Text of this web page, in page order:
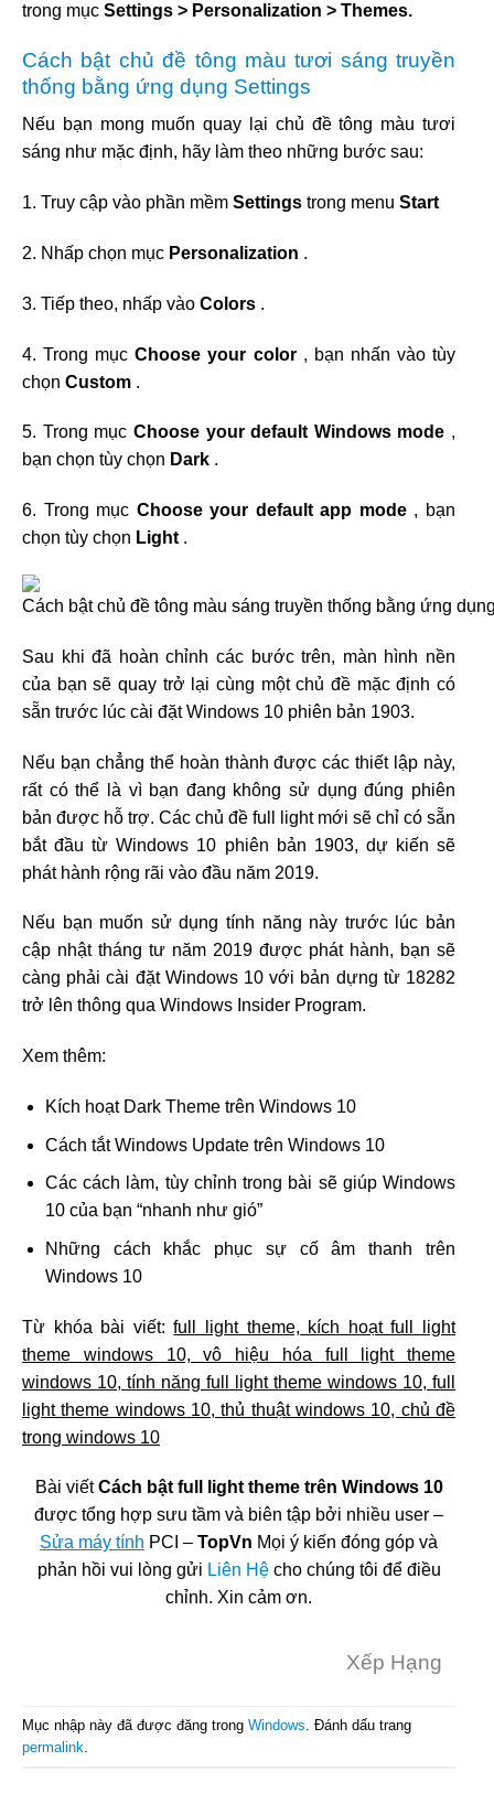
trong mục Settings > Personalization > Themes.
Cách bật chủ đề tông màu tươi sáng truyền
thống bằng ứng dụng Settings
Nếu bạn mong muốn quay lại chủ đề tông màu tươi
sáng như mặc định, hãy làm theo những bước sau:
1. Truy cập vào phần mềm Settings trong menu Start
2. Nhấp chọn mục Personalization .
3. Tiếp theo, nhấp vào Colors .
4. Trong mụcChoose your color , bạn nhấn vào tùy
chọn Custom .
5. Trong mục Choose your default Windows mode ,
bạn chọn tùy chọn Dark .
6. Trong mục Choose your default app mode , bạn
chọn tùy chọn Light .
Sau khi đã hoàn chỉnh các bước trên, màn hình nền
của bạn sẽ quay trở lại cùng một chủ đề mặc định có
sẵn trước lúc cài đặt Windows 10 phiên bản 1903.
Nếu bạn chẳng thể hoàn thành được các thiết lập này,
rất có thể là vì bạn đang không sử dụng đúng phiên
bản được hỗ trợ. Các chủ đề full light mới sẽ chỉ có sẵn
bắt đầu từ Windows 10 phiên bản 1903, dự kiến sẽ
phát hành rộng rãi vào đầu năm 2019.
Nếu bạn muốn sử dụng tính năng này trước lúc bản
cập nhật tháng tư năm 2019 được phát hành, bạn sẽ
càng phải cài đặt Windows 10 với bản dựng từ 18282
trở lên thông qua Windows Insider Program.
Xem thêm:
Kích hoạt Dark Theme trên Windows 10
Cách tắt Windows Update trên Windows 10
Các cách làm, tùy chỉnh trong bài sẽ giúp Windows
10 của bạn “nhanh như gió”
Những cách khắc phục sự cố âm thanh trên
Windows 10
Từ khóa bài viết:full light theme, kích hoạt full light
theme windows 10, vô hiệu hóa full light theme
windows 10, tính năng full light theme windows 10, full
light theme windows 10, thủ thuật windows 10, chủ đề
trong windows 10
Bài viếtCách bật full light theme trên Windows 10
được tổng hợp sưu tầm và biên tập bởi nhiều user –
Sửa máy tính PCI – TopVn Mọi ý kiến đóng góp và
phản hồi vui lòng gửi Liên Hệcho chúng tôi để điều
chỉnh. Xin cảm ơn.
Xếp Hạng
Mục nhập này đã được đăng trong Windows . Đánh dấu trang
permalink